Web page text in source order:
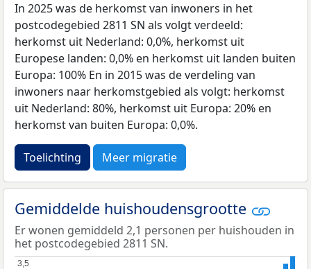
In 2025 was de herkomst van inwoners in het
postcodegebied 2811 SN als volgt verdeeld:
herkomst uit Nederland: 0,0%, herkomst uit
Europese landen: 0,0% en herkomst uit landen buiten
Europa: 100% En in 2015 was de verdeling van
inwoners naar herkomstgebied als volgt: herkomst
uit Nederland: 80%, herkomst uit Europa: 20% en
herkomst van buiten Europa: 0,0%.
Toelichting Meer migratie
Gemiddelde huishoudensgrootte
Er wonen gemiddeld 2,1 personen per huishouden in
het postcodegebied 2811 SN.
3,5
3,5